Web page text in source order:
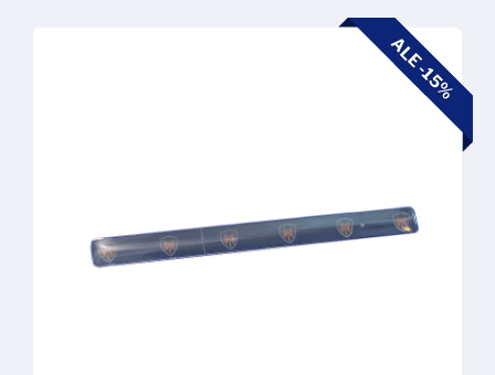
ALE -15%